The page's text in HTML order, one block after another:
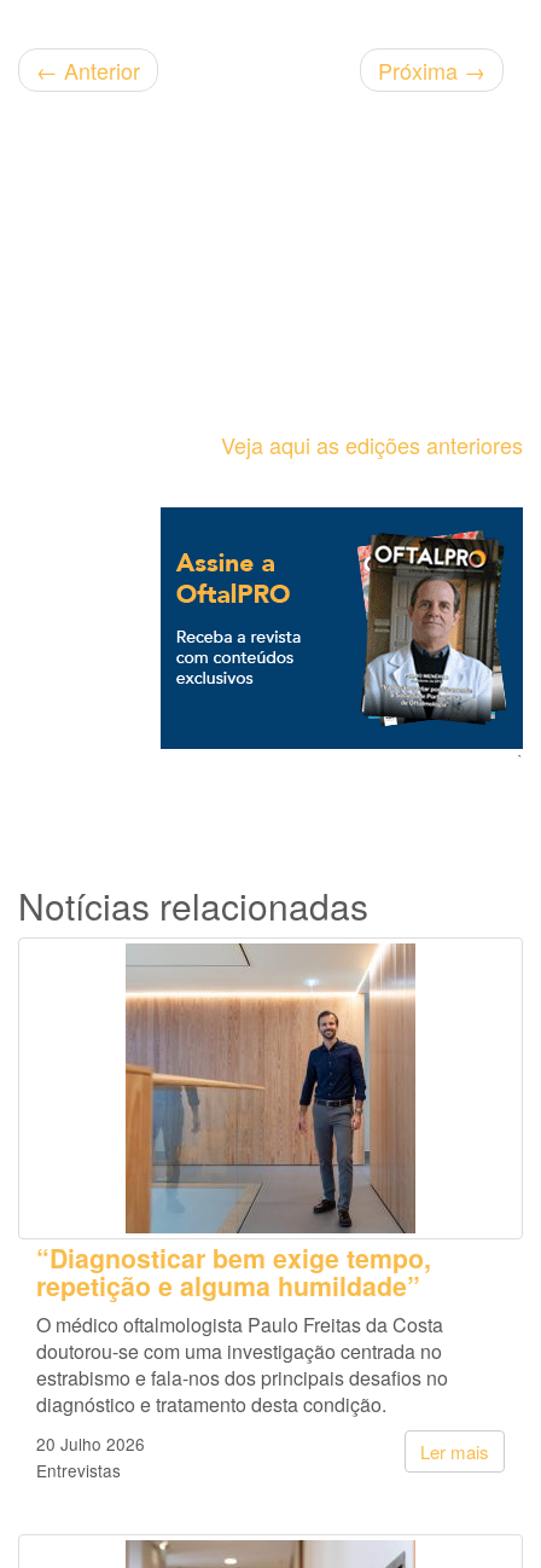
← Anterior Próxima →
Veja aqui as edições anteriores
`
Notícias relacionadas
“Diagnosticar bem exige tempo,
repetição e alguma humildade”
O médico oftalmologista Paulo Freitas da Costa
doutorou-se com uma investigação centrada no
estrabismo e fala-nos dos principais desafios no
diagnóstico e tratamento desta condição.
Ler mais
20 Julho 2026
Entrevistas